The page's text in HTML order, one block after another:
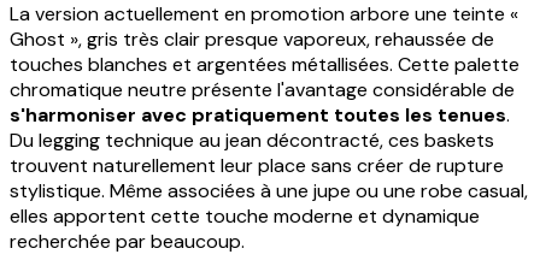
La version actuellement en promotion arbore une teinte «
Ghost », gris très clair presque vaporeux, rehaussée de
touches blanches et argentées métallisées. Cette palette
chromatique neutre présente l'avantage considérable de
s'harmoniser avec pratiquement toutes les tenues.
Du legging technique au jean décontracté, ces baskets
trouvent naturellement leur place sans créer de rupture
stylistique. Même associées à une jupe ou une robe casual,
elles apportent cette touche moderne et dynamique
recherchée par beaucoup.